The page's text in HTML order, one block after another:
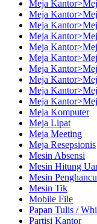
Meja
Meja
Meja
Meja
Meja
Meja
Meja
Meja
Meja
Meja
Meja Komputer
Meja Lipat
Meja Meeting
Meja Resepsionis
Mesin Absensi
Mesin Hitung
Mesin
Mesin Tik
Mobile File
Papan Tulis /
Partisi Kantor